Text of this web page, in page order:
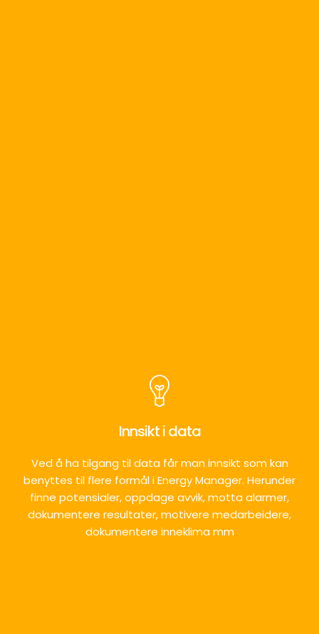
Innsikt i data
Ved å ha tilgang til data får man innsikt som kan
benyttes til flere formål i Energy Manager. Herunder
finne potensialer, oppdage avvik, motta alarmer,
dokumentere resultater, motivere medarbeidere,
dokumentere inneklima mm